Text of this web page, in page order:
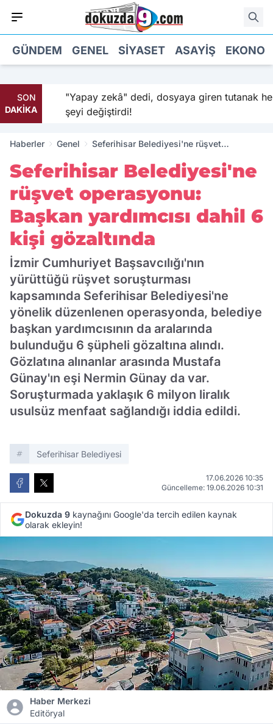
GÜNDEM GENEL SIYASET ASAYIŞ
SON
DAKİKA
"Yapay zekâ" dedi, dosyaya giren tutanak her
şeyi değiştirdi!
Haberler Genel
Seferihisar Belediyesi'ne rüşvet
kişi gözaltında
Seferihisar Belediyesi'ne
rüşvet operasyonu:
Başkan yardımcısı dahil 6
kişi gözaltında
İzmir Cumhuriyet Başsavcılığı'nın
yürüttüğü rüşvet soruşturması
kapsamında Seferihisar Belediyesi'ne
yönelik düzenlenen operasyonda, belediye
başkan yardımcısının da aralarında
bulunduğu 6 şüpheli gözaltına alındı.
Gözlatına alınanlar arasında Mustafa
Günay'ın eşi Nermin Günay da var.
Soruşturmada yaklaşık 6 milyon liralık
usulsüz menfaat sağlandığı iddia edildi.
Seferihisar Belediyesi
17.06.2026 10:35
Güncelleme: 19.06.2026 10:31
Dokuzda 9 kaynağını Google'da tercih edilen kaynak
olarak ekleyin!
Haber Merkezi
Editöryal